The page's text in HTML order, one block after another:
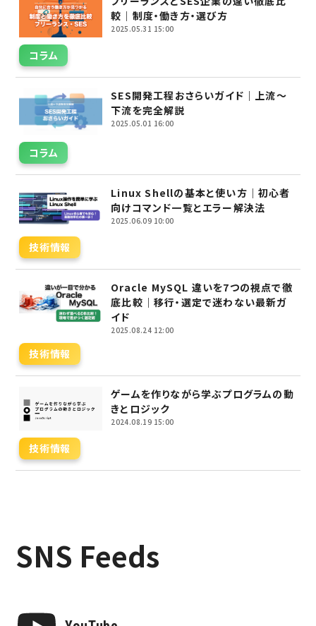
較｜制度・働き方・選び方
2025.05.31 15:00
コラム
SES開発工程おさらいガイド｜上流〜
下流を完全解説
2025.05.01 16:00
コラム
Linux Shellの基本と使い方｜初心者
向けコマンド一覧とエラー解決法
2025.06.09 10:00
技術情報
Oracle MySQL 違いを7つの視点で徹
底比較｜移行・選定で迷わない最新ガ
イド
2025.08.24 12:00
技術情報
ゲームを作りながら学ぶプログラムの動
きとロジック
2024.08.19 15:00
技術情報
SNS Feeds